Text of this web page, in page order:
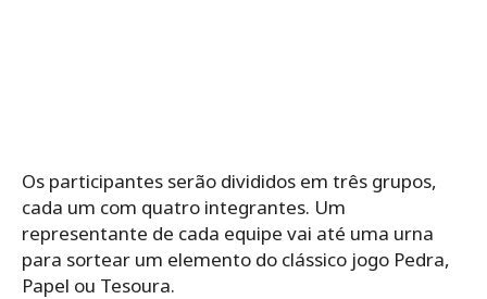
Os participantes serão divididos em três grupos,
cada um com quatro integrantes. Um
representante de cada equipe vai até uma urna
para sortear um elemento do clássico jogo Pedra,
Papel ou Tesoura.